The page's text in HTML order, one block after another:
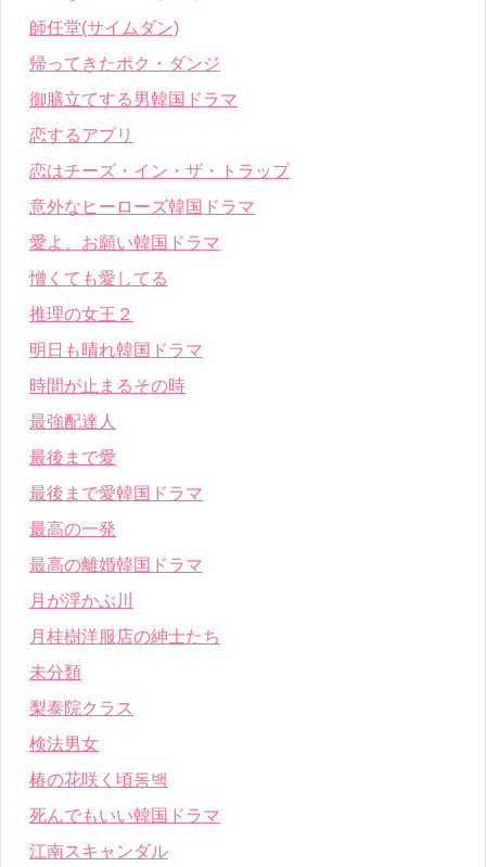
師任堂(サイムダン)
帰ってきたポク・ダンジ
御膳立てする男韓国ドラマ
恋するアプリ
恋はチーズ・イン・ザ・トラップ
意外なヒーローズ韓国ドラマ
愛よ、お願い韓国ドラマ
憎くても愛してる
推理の女王２
明日も晴れ韓国ドラマ
時間が止まるその時
最強配達人
最後まで愛
最後まで愛韓国ドラマ
最高の一発
最高の離婚韓国ドラマ
月が浮かぶ川
月桂樹洋服店の紳士たち
未分類
梨泰院クラス
検法男女
椿の花咲く頃동백
死んでもいい韓国ドラマ
江南スキャンダル